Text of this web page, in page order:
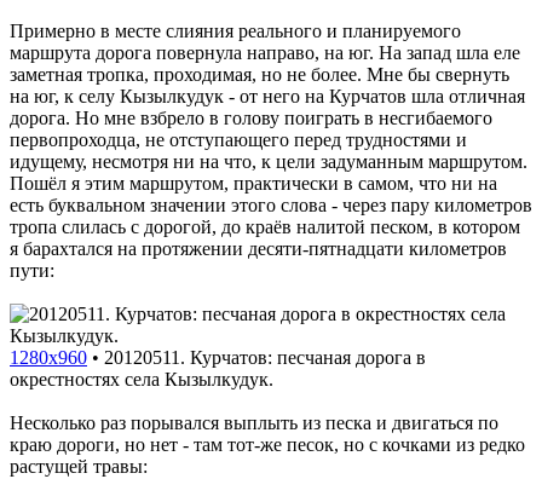
Примерно в месте слияния реального и планируемого
маршрута дорога повернула направо, на юг. На запад шла еле
заметная тропка, проходимая, но не более. Мне бы свернуть
на юг, к селу Кызылкудук - от него на Курчатов шла отличная
дорога. Но мне взбрело в голову поиграть в несгибаемого
первопроходца, не отступающего перед трудностями и
идущему, несмотря ни на что, к цели задуманным маршрутом.
Пошёл я этим маршрутом, практически в самом, что ни на
есть буквальном значении этого слова - через пару километров
тропа слилась с дорогой, до краёв налитой песком, в котором
я барахтался на протяжении десяти-пятнадцати километров
пути:
1280x960 • 20120511. Курчатов: песчаная дорога в
окрестностях села Кызылкудук.
Несколько раз порывался выплыть из песка и двигаться по
краю дороги, но нет - там тот-же песок, но с кочками из редко
растущей травы: